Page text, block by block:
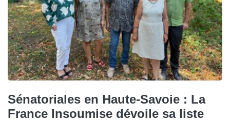
Sénatoriales en Haute-Savoie : La
France Insoumise dévoile sa liste